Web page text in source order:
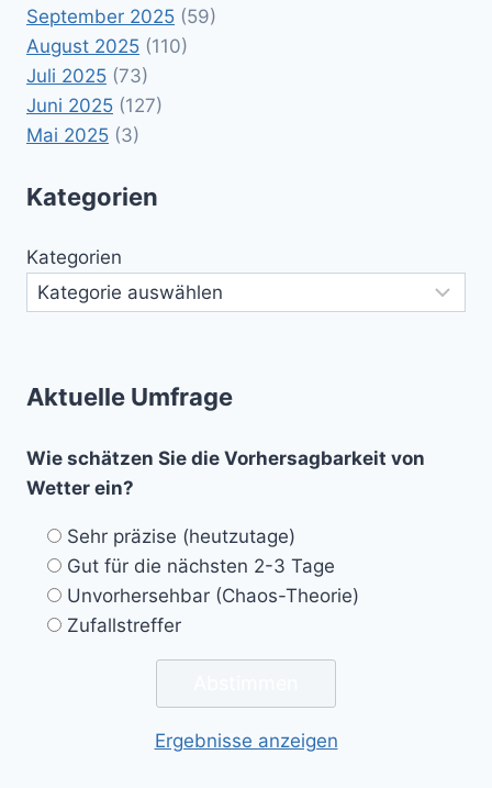
September 2025 (59)
August 2025 (110)
Juli 2025 (73)
Juni 2025 (127)
Mai 2025 (3)
Kategorien
Kategorien
Aktuelle Umfrage
Wie schätzen Sie die Vorhersagbarkeit von
Wetter ein?
Sehr präzise (heutzutage)
Gut für die nächsten 2-3 Tage
Unvorhersehbar (Chaos-Theorie)
Zufallstreffer
Ergebnisse anzeigen